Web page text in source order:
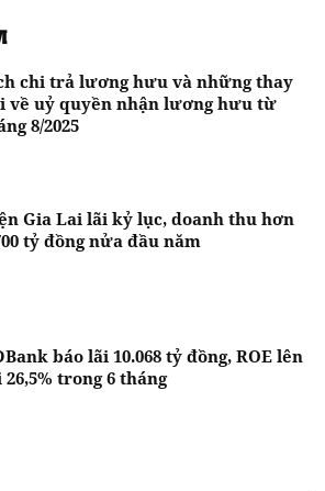
chi trả lương hưu và những thay
về uỷ quyền nhận lương hưu từ
8/2025
Gia Lai lãi kỷ lục, doanh thu hơn
tỷ đồng nửa đầu năm
báo lãi 10.068 tỷ đồng, ROE lên
trong 6 tháng